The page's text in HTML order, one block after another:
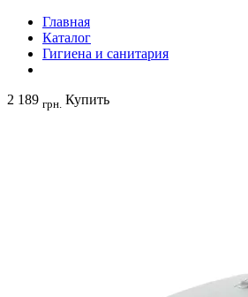
Главная
Каталог
Гигиена и санитария
2 189 грн. Купить